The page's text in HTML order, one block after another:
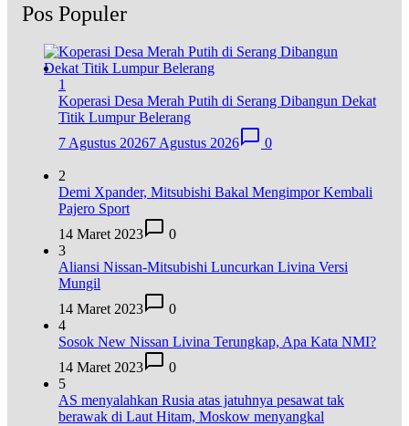
Pos Populer
1
Koperasi Desa Merah Putih di Serang Dibangun Dekat
Titik Lumpur Belerang
7 Agustus 20267 Agustus 2026 0
2
Demi Xpander, Mitsubishi Bakal Mengimpor Kembali
Pajero Sport
14 Maret 2023
0
3
Aliansi Nissan-Mitsubishi Luncurkan Livina Versi
Mungil
14 Maret 2023
0
4
Sosok New Nissan Livina Terungkap, Apa Kata NMI?
14 Maret 2023
0
5
AS menyalahkan Rusia atas jatuhnya pesawat tak
berawak di Laut Hitam, Moskow menyangkal